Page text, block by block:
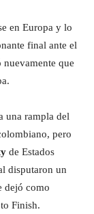
en Europa y lo
final ante el
que
una rampla del
pero
de Estados
disputaron un
dejó como
Finish.